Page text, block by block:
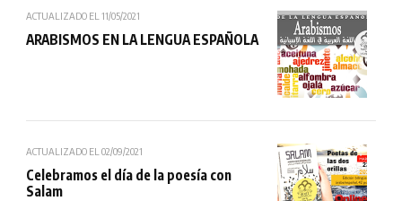
ACTUALIZADO EL 11/05/2021
ARABISMOS EN LA LENGUA ESPAÑOLA
ACTUALIZADO EL 02/09/2021
Celebramos el día de la poesía con
Salam